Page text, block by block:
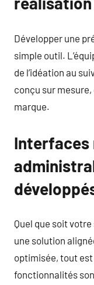
Développer une
simple outil.
de l’idéation au
conçu sur
marque.
Interfaces
Quel que soit
une solution
optimisée, tout est
fonctionnalités